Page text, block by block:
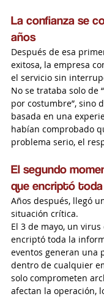
La confianza se
años
Después de esa
exitosa, la empresa
el servicio sin
No se trataba solo de
por costumbre”, sino
basada en una
habían comprobado
problema serio, el
El segundo
que encriptó
Años después, llegó
situación crítica.
El 3 de mayo, un
encriptó toda la
eventos generan una
dentro de cualquier
solo comprometen
afectan la operación,